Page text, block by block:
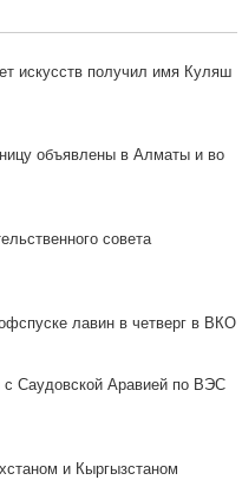
искусств получил имя Куляш
объявлены в Алматы и во
совета
лавин в четверг в ВКО
с Саудовской Аравией по ВЭС
и Кыргызстаном